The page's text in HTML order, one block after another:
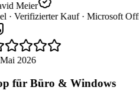
Meier
· Verifizierter Kauf · Microsoft
2026
für Büro & Windows